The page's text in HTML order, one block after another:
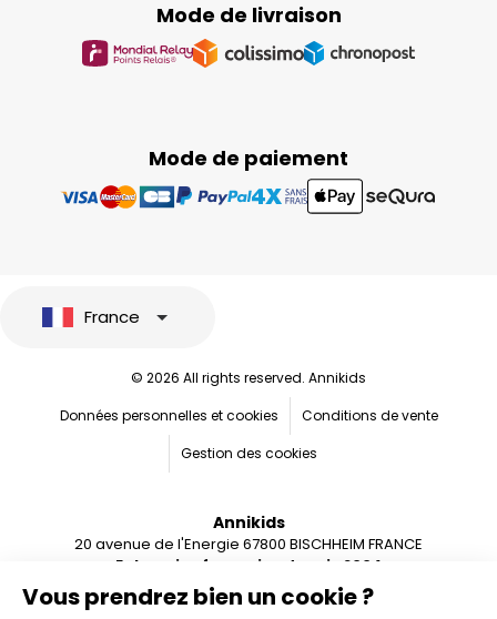
Mode de paiement
Mode de livraison
Vous prendrez bien un cookie ?
France
© 2026 All rights reserved. Annikids
Données personnelles et cookies
Conditions de vente
Gestion des cookies
Annikids
20 avenue de l'Energie 67800 BISCHHEIM FRANCE
Entreprise française depuis 2004